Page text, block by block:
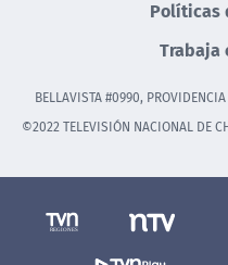
Políticas
Trabaja
BELLAVISTA #0990,
©2022 TELEVISIÓN NACIONAL DE